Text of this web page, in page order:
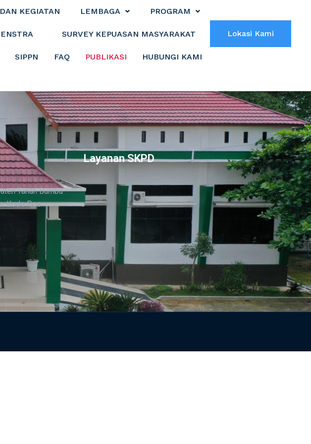
KEGIATAN LEMBAGA PROGRAM
SURVEY KEPUASAN MASYARAKAT
SIPPN FAQ PUBLIKASI HUBUNGI KAMI
Lokasi Kami
Tanah Bumbu
Kode Pos
Layanan SKPD